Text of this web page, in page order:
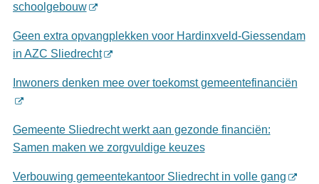
schoolgebouw
Geen extra opvangplekken voor Hardinxveld-Giessendam
in AZC Sliedrecht
Inwoners denken mee over toekomst gemeentefinanciën
Gemeente Sliedrecht werkt aan gezonde financiën:
Samen maken we zorgvuldige keuzes
Verbouwing gemeentekantoor Sliedrecht in volle gang